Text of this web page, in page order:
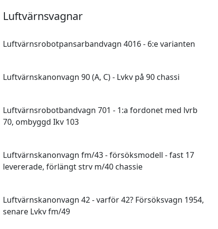
Luftvärnsvagnar
Luftvärnsrobotpansarbandvagn 4016 - 6:e varianten
Luftvärnskanonvagn 90 (A, C) - Lvkv på 90 chassi
Luftvärnsrobotbandvagn 701 - 1:a fordonet med lvrb
70, ombyggd Ikv 103
Luftvärnskanonvagn fm/43 - försöksmodell - fast 17
levererade, förlängt strv m/40 chassie
Luftvärnskanonvagn 42 - varför 42? Försöksvagn 1954,
senare Lvkv fm/49